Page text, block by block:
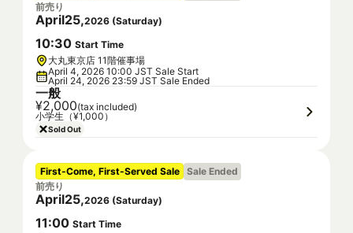
前売り
April25,2026 (Saturday)
10:30 Start Time
大丸東京店 11階催事場
April 4, 2026 10:00 JST Sale Start
April 24, 2026 23:59 JST Sale Ended
一般
¥2,000(tax included)
小学生（¥1,000）
Sold Out
First-Come, First-Served Sale Sale Ended
前売り
April25,2026 (Saturday)
11:00 Start Time